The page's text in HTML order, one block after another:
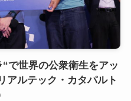
“で世界の公衆衛生をアッ
アルテック・カタパルト